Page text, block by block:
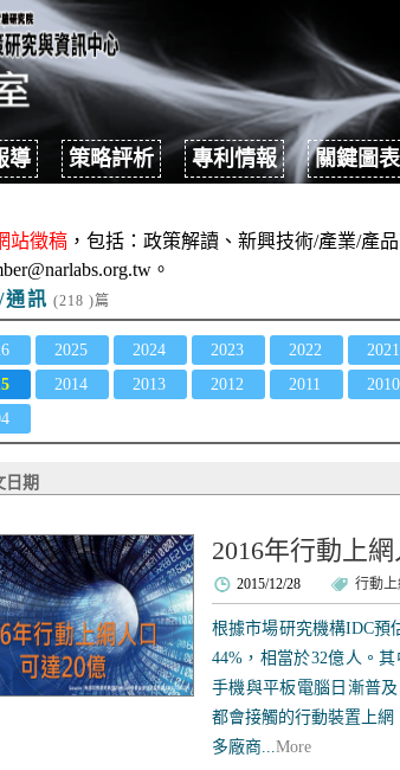
導 策略評析 專利情報 關鍵圖表
站徵稿 ，包括：政策解讀、新興技術/產業/產
。
通訊 (218 )篇
2025 2024 2023 2022 2021
2014 2013 2012 2011 2010
日期
2016年行動上
2015/12/28 行動上
根據市場研究機構IDC預
44%，相當於32億人。
手機與平板電腦日漸普
都會接觸的行動裝置上
多廠商...More